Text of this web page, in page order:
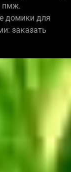
пмж.
домики для
заказать